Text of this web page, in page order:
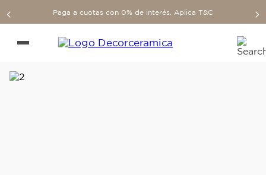
Paga a cuotas con 0% de interés. Aplica T&C